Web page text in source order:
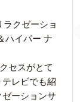
ラクゼーショ
ハイパー ナ
セスがとて
レビでも紹
ーションサ